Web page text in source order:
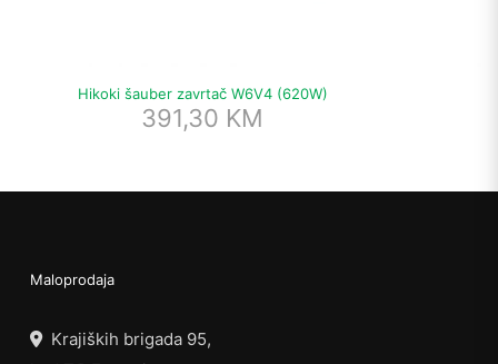
Hikoki šauber zavrtač W6V4 (620W)
391,30 KM
Maloprodaja
Krajiških brigada 95,